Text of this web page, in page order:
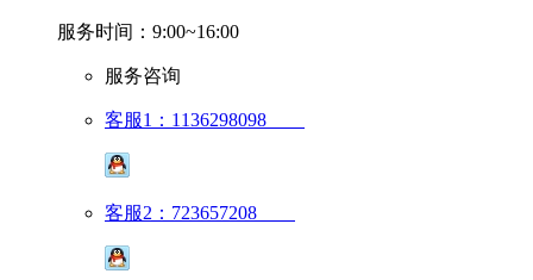
服务时间：9:00~16:00
服务咨询
客服1：1136298098
客服2：723657208